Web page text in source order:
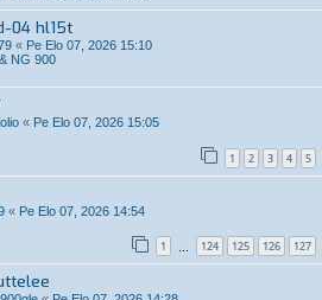
04 hl15t
« Pe Elo 07, 2026 15:10
NG 900
« Pe Elo 07, 2026 15:05
1 2 3 4 5
« Pe Elo 07, 2026 14:54
1 124 125 126 127